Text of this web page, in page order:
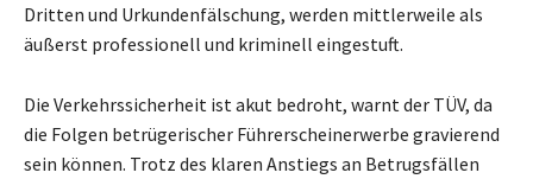
Dritten und Urkundenfälschung, werden mittlerweile als
äußerst professionell und kriminell eingestuft.
Die Verkehrssicherheit ist akut bedroht, warnt der TÜV, da
die Folgen betrügerischer Führerscheinerwerbe gravierend
sein können. Trotz des klaren Anstiegs an Betrugsfällen